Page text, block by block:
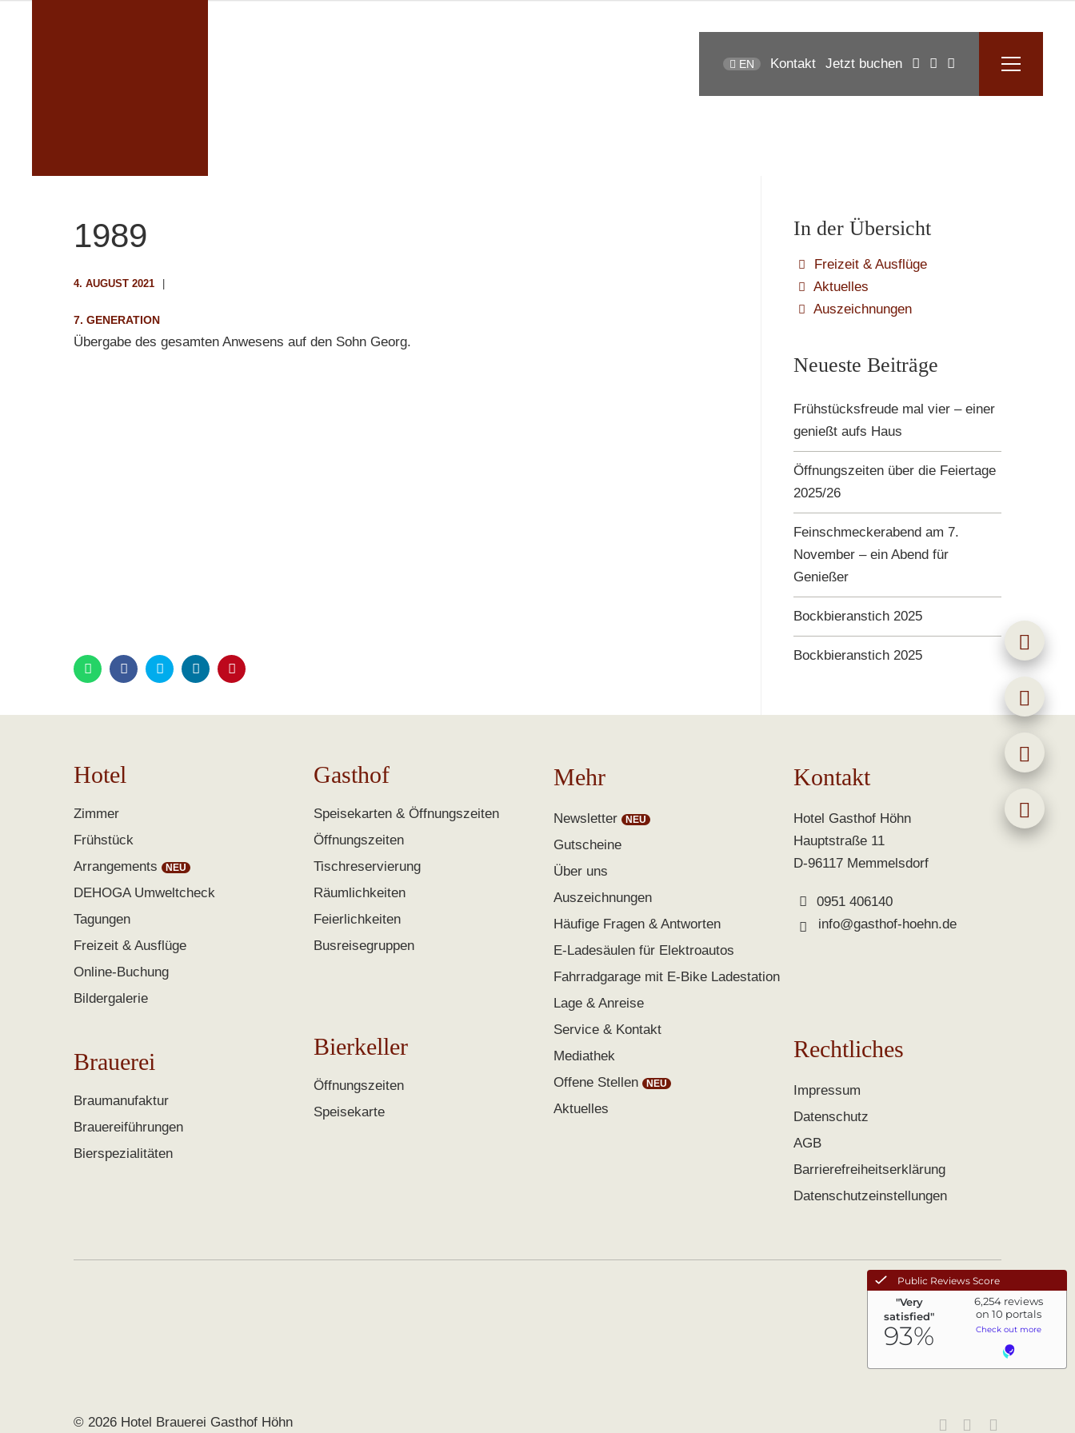
EN Kontakt Jetzt buchen
1989
4. AUGUST 2021
7. GENERATION
Übergabe des gesamten Anwesens auf den Sohn Georg.
In der Übersicht
Freizeit & Ausflüge
Aktuelles
Auszeichnungen
Neueste Beiträge
Frühstücksfreude mal vier – einer
genießt aufs Haus
Öffnungszeiten über die Feiertage
2025/26
Feinschmeckerabend am 7.
November – ein Abend für
Genießer
Bockbieranstich 2025
Bockbieranstich 2025
Hotel
Zimmer
Frühstück
Arrangements
DEHOGA Umweltcheck
Tagungen
Freizeit & Ausflüge
Online-Buchung
Bildergalerie
Brauerei
Braumanufaktur
Brauereiführungen
Bierspezialitäten
Gasthof
Speisekarten & Öffnungszeiten
Öffnungszeiten
Tischreservierung
Räumlichkeiten
Feierlichkeiten
Busreisegruppen
Bierkeller
Öffnungszeiten
Speisekarte
Mehr
Newsletter
Gutscheine
Über uns
Auszeichnungen
Häufige Fragen & Antworten
E-Ladesäulen für Elektroautos
Fahrradgarage mit E-Bike Ladestation
Lage & Anreise
Service & Kontakt
Mediathek
Offene Stellen
Aktuelles
Kontakt
Hotel Gasthof Höhn
Hauptstraße 11
D-96117 Memmelsdorf
0951 406140
info@gasthof-hoehn.de
Rechtliches
Impressum
Datenschutz
AGB
Barrierefreiheitserklärung
Datenschutzeinstellungen
© 2026 Hotel Brauerei Gasthof Höhn